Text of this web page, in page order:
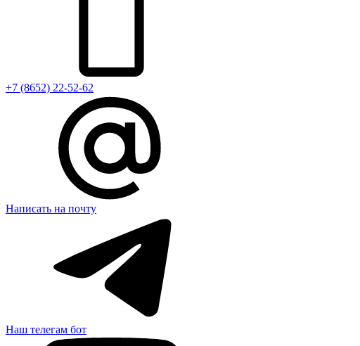
+7 (8652) 22-52-62
Написать на почту
Наш телегам бот